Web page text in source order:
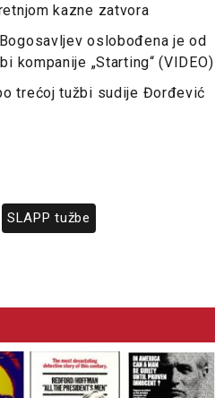
kazne zatvora
oslobođena je od
kompanije „Starting“ (VIDEO)
trećoj tužbi sudije Đorđević
SLAPP tužbe